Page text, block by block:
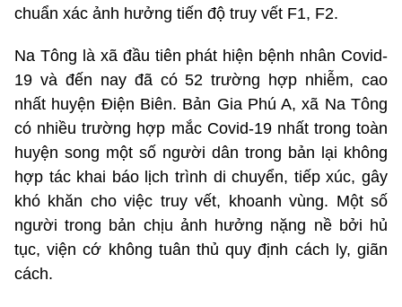
chuẩn xác ảnh hưởng tiến độ truy vết F1, F2.
Na Tông là xã đầu tiên phát hiện bệnh nhân Covid-
19 và đến nay đã có 52 trường hợp nhiễm, cao
nhất huyện Điện Biên. Bản Gia Phú A, xã Na Tông
có nhiều trường hợp mắc Covid-19 nhất trong toàn
huyện song một số người dân trong bản lại không
hợp tác khai báo lịch trình di chuyển, tiếp xúc, gây
khó khăn cho việc truy vết, khoanh vùng. Một số
người trong bản chịu ảnh hưởng nặng nề bởi hủ
tục, viện cớ không tuân thủ quy định cách ly, giãn
cách.